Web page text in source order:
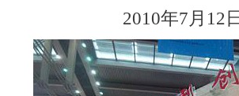
2010年7月12